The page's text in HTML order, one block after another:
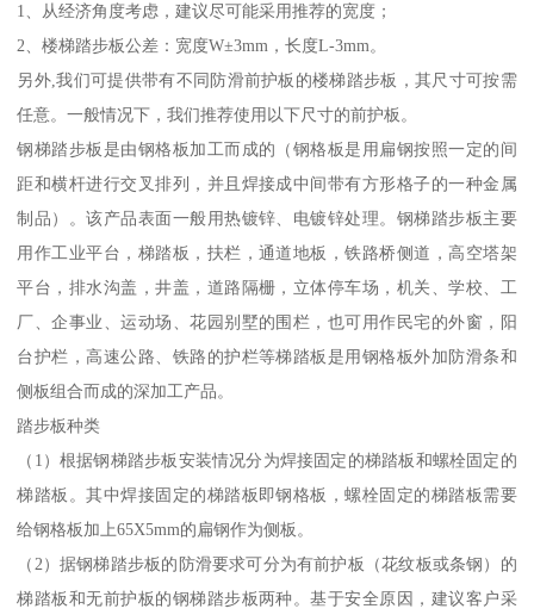
1、从经济角度考虑，建议尽可能采用推荐的宽度；
2、楼梯踏步板公差：宽度W±3mm，长度L-3mm。
另外,我们可提供带有不同防滑前护板的楼梯踏步板，其尺寸可按需
任意。一般情况下，我们推荐使用以下尺寸的前护板。
钢梯踏步板是由钢格板加工而成的（钢格板是用扁钢按照一定的间
距和横杆进行交叉排列，并且焊接成中间带有方形格子的一种金属
制品）。该产品表面一般用热镀锌、电镀锌处理。钢梯踏步板主要
用作工业平台，梯踏板，扶栏，通道地板，铁路桥侧道，高空塔架
平台，排水沟盖，井盖，道路隔栅，立体停车场，机关、学校、工
厂、企事业、运动场、花园别墅的围栏，也可用作民宅的外窗，阳
台护栏，高速公路、铁路的护栏等梯踏板是用钢格板外加防滑条和
侧板组合而成的深加工产品。
踏步板种类
（1）根据钢梯踏步板安装情况分为焊接固定的梯踏板和螺栓固定的
梯踏板。其中焊接固定的梯踏板即钢格板，螺栓固定的梯踏板需要
给钢格板加上65X5mm的扁钢作为侧板。
（2）据钢梯踏步板的防滑要求可分为有前护板（花纹板或条钢）的
梯踏板和无前护板的钢梯踏步板两种。基于安全原因，建议客户采